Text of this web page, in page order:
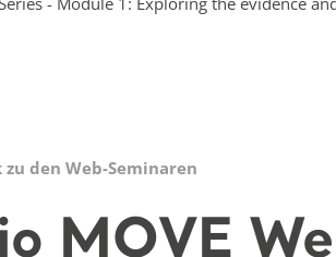
den Web-Seminaren
MOVE